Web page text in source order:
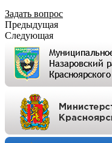
Задать вопрос
Предыдущая
Следующая